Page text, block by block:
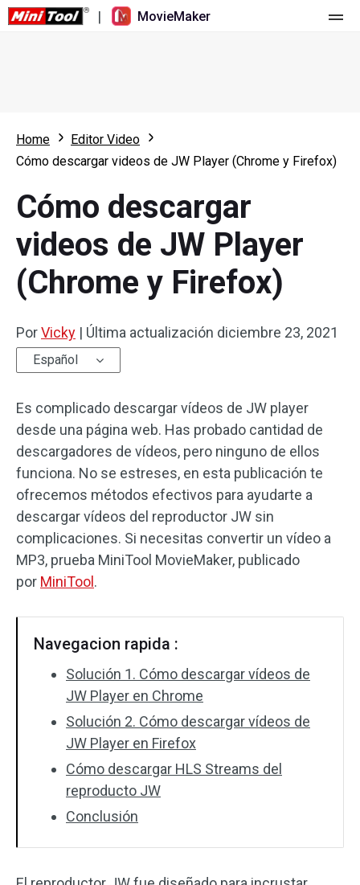
| MovieMaker
Novedades
Resumen
Edición multipista
Relación de aspecto
Recortar/Dividir/Cortar
Texto/Elemento
Efectos de vídeo
Color de vídeo
Rotar/Voltear
Procesamiento por lotes
Sin marca de agua
Recursos
Manual de usuario
Trucos para editar vídeo
Herramientas de vídeo
Grabador de pantalla
Convertidor de vídeo
Home
Editor Video
Cómo descargar videos de JW Player (Chrome y Firefox)
Cómo descargar
videos de JW Player
(Chrome y Firefox)
PorVicky | Última actualización diciembre 23, 2021
Español
Es complicado descargar vídeos de JW player
desde una página web. Has probado cantidad de
descargadores de vídeos, pero ninguno de ellos
funciona. No se estreses, en esta publicación te
ofrecemos métodos efectivos para ayudarte a
descargar vídeos del reproductor JW sin
complicaciones. Si necesitas convertir un vídeo a
MP3, prueba MiniTool MovieMaker, publicado
por MiniTool .
Navegacion rapida :
Solución 1. Cómo descargar vídeos de
JW Player en Chrome
Solución 2. Cómo descargar vídeos de
JW Player en Firefox
Cómo descargar HLS Streams del
reproducto JW
Conclusión